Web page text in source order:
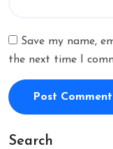
Save my name,
the next time I
Search